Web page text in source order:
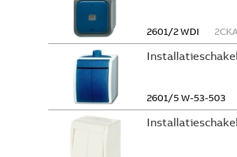
2601/2 WDI
2601/5 W-53-503